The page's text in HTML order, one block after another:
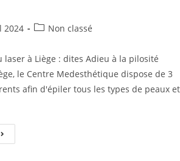
2024 Non classé
à Liège : dites Adieu à la pilosité
le Centre Medesthétique dispose de 3
afin d'épiler tous les types de peaux et